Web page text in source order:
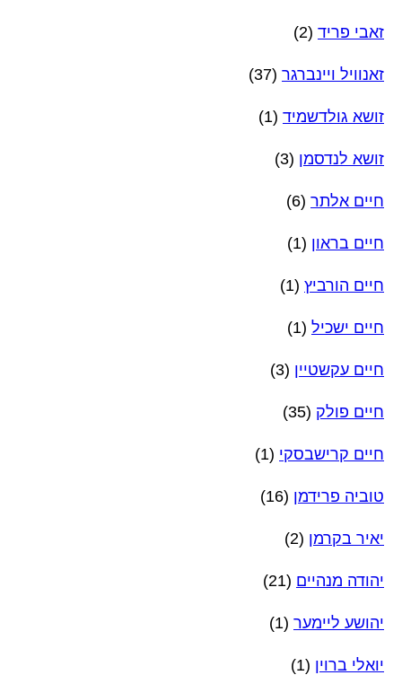
זאבי פריד (2)
זאנוויל ויינברגר (37)
זושא גולדשמיד (1)
זושא לנדסמן (3)
חיים אלתר (6)
חיים בראון (1)
חיים הורביץ (1)
חיים ישכיל (1)
חיים עקשטיין (3)
חיים פולק (35)
חיים קרישבסקי (1)
טוביה פרידמן (16)
יאיר בקרמן (2)
יהודה מנהיים (21)
יהושע ליימער (1)
יואלי ברוין (1)